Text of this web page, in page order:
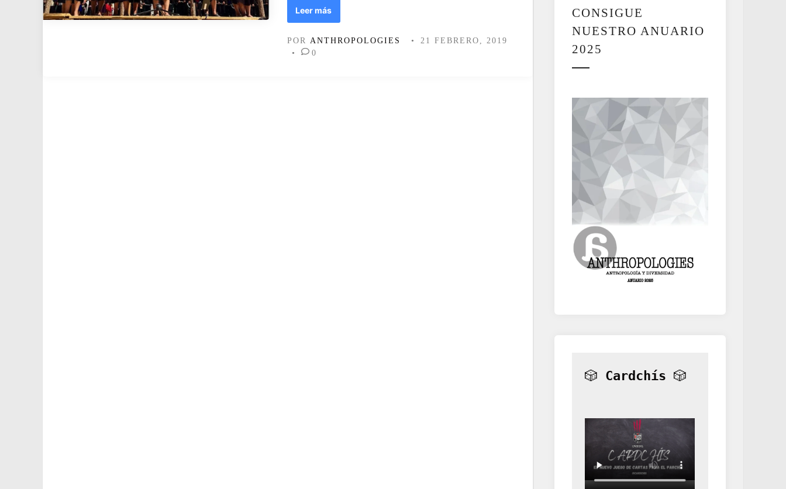
E
l
í
Leer más
POR ANTHROPOLOGIES •
21 FEBRERO, 2019
•
0
CONSIGUE
NUESTRO ANUARIO
2025
🎲 Cardchís 🎲